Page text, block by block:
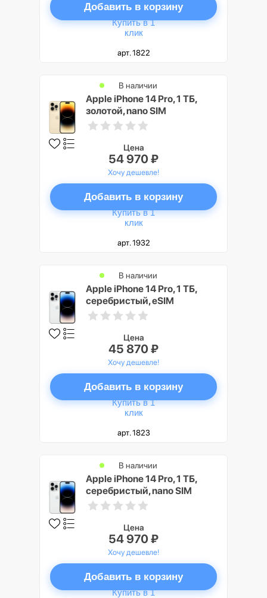
Добавить в корзину
Купить в 1
клик
арт. 1822
Apple iPhone 14 Pro, 1 ТБ,
золотой, nano SIM
В наличии
Цена
54 970 ₽
Хочу дешевле!
Добавить в корзину
Купить в 1
клик
арт. 1932
Apple iPhone 14 Pro, 1 ТБ,
серебристый, eSIM
В наличии
Цена
45 870 ₽
Хочу дешевле!
Добавить в корзину
Купить в 1
клик
арт. 1823
Apple iPhone 14 Pro, 1 ТБ,
серебристый, nano SIM
В наличии
Цена
54 970 ₽
Хочу дешевле!
Добавить в корзину
Купить в 1